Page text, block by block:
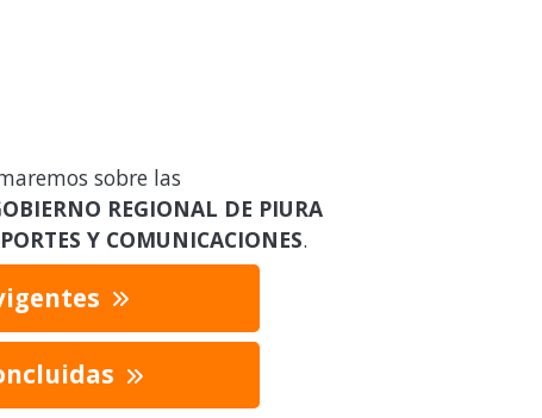
sobre las
REGIONAL DE PIURA
Y COMUNICACIONES.